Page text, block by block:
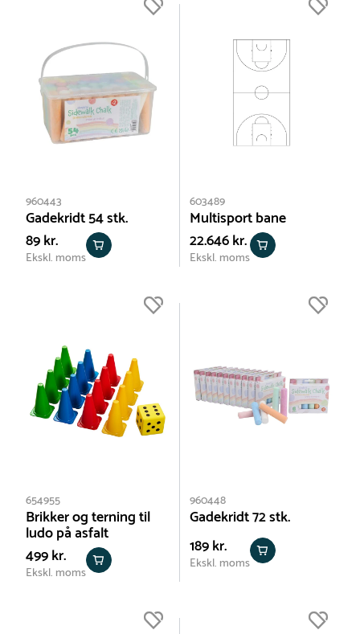
960443
Gadekridt 54 stk.
89 kr.
Ekskl. moms
603489
Multisport bane
22.646 kr.
Ekskl. moms
654955
Brikker og terning til
ludo på asfalt
499 kr.
Ekskl. moms
960448
Gadekridt 72 stk.
189 kr.
Ekskl. moms